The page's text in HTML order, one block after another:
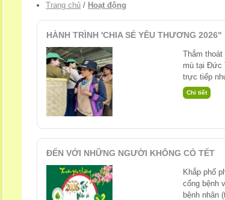
Trang chủ / Hoạt động
HÀNH TRÌNH 'CHIA SẺ YÊU THƯƠNG 2026"
Thắm
mù tại Đức
trực tiếp
ĐẾN VỚI NHỮNG NGƯỜI KHÔNG CÓ TẾT
Khắp phố
cổng bệnh
bệnh nhân